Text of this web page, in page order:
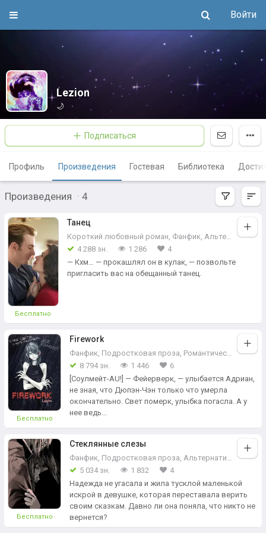
Войти
Lezion
🌙
Подписаться
Профиль Произведения Гостевая Библиотека
Произведения · 4
Бесплатно
Танец
Короткий любовный роман, Фанфик, Альтернативная история
4 288 зн.
1 286
4
— Кхм… — прокашлял он в кулак, — позвольте
пригласить вас на обещанный танец.
Бесплатно
Firework
Фанфик, Подростковая проза, Романтическое фэнтези
8 794 зн.
1 446
6
[Соулмейт-AU!] — Фейерверк, — улыбается Адриан,
не зная, что Дюпэн-Чэн только что умерла
окончательно. Свет померк, улыбка погасла. А у
нее ведь...
Бесплатно
Стеклянные слезы
Фанфик Подростковая проза Альтернативная история
5 034 зн.
1 832
4
Надежда не угасала и жила тусклой маленькой
искрой в девушке, которая переставала верить
своим сказкам. Давно ли она поняла, что никто не
вернется?